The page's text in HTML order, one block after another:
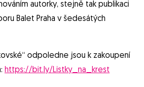
autorky, stejně tak publikaci
Balet Praha v šedesátých
odpoledne jsou k zakoupení
https://bit.ly/Listky_na_krest